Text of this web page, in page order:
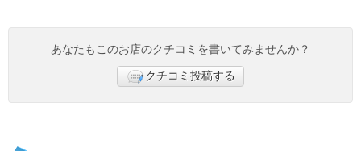
あなたもこのお店のクチコミを書いてみませんか？
クチコミ投稿する